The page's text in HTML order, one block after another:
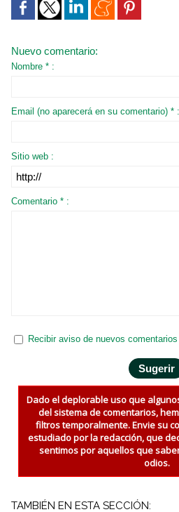
Nuevo comentario:
Nombre * :
Email (no aparecerá en su comentario) * :
Sitio web :
Comentario * :
Recibir aviso de nuevos comentarios
Dado el deplorable uso que
del sistema de comentarios,
filtros temporalmente. Envie su
estudiado por la redacción, que
sentimos por aquellos que
odios.
TAMBIÉN EN ESTA SECCIÓN: